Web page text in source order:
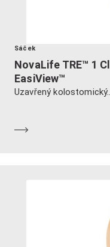
Sáček
NovaLife TRE™ 1
EasiView™
Uzavřený